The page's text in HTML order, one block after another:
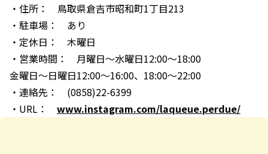
・住所： 鳥取県倉吉市昭和町1丁目213
・駐車場： あり
・定休日： 木曜日
・営業時間： 月曜日～水曜日12:00～18:00
金曜日～日曜日12:00～16:00、18:00～22:00
・連絡先： (0858)22-6399
・URL： www.instagram.com/laqueue.perdue/